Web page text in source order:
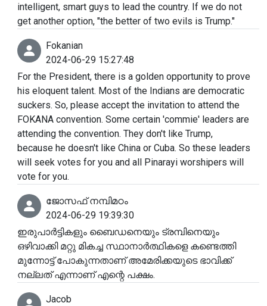
intelligent, smart guys to lead the country. If we do not
get another option, "the better of two evils is Trump."
Fokanian
2024-06-29 15:27:48
For the President, there is a golden opportunity to prove
his eloquent talent. Most of the Indians are democratic
suckers. So, please accept the invitation to attend the
FOKANA convention. Some certain 'commie' leaders are
attending the convention. They don't like Trump,
because he doesn't like China or Cuba. So these leaders
will seek votes for you and all Pinarayi worshipers will
vote for you.
ജോസഫ് നമ്പിമഠം
2024-06-29 19:39:30
ഇരുപാർട്ടികളും ബൈഡനെയും ട്രമ്പിനെയും
ഒഴിവാക്കി മറ്റു മികച്ച സ്ഥാനാർത്ഥികളെ കണ്ടെത്തി
മുന്നോട്ട് പോകുന്നതാണ് അമേരിക്കയുടെ ഭാവിക്ക്
നല്ലത് എന്നാണ് എന്റെ പക്ഷം.
Jacob